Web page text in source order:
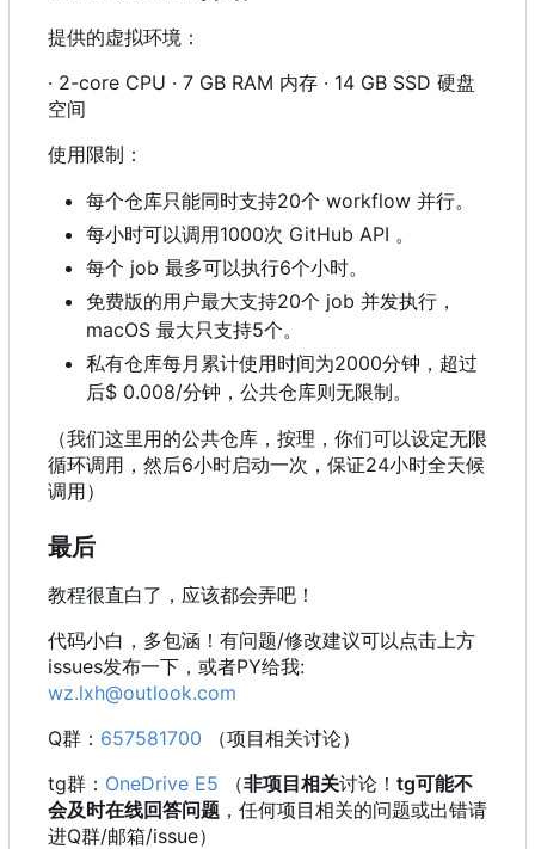
提供的虚拟环境：
· 2-core CPU · 7 GB RAM 内存 · 14 GB SSD 硬盘
空间
使用限制：
每个仓库只能同时支持20个 workflow 并行。
每小时可以调用1000次 GitHub API 。
每个 job 最多可以执行6个小时。
免费版的用户最大支持20个 job 并发执行，
macOS 最大只支持5个。
私有仓库每月累计使用时间为2000分钟，超过
后$ 0.008/分钟，公共仓库则无限制。
（我们这里用的公共仓库，按理，你们可以设定无限
循环调用，然后6小时启动一次，保证24小时全天候
调用）
最后
教程很直白了，应该都会弄吧！
代码小白，多包涵！有问题/修改建议可以点击上方
issues发布一下，或者PY给我:
wz.lxh@outlook.com
Q群： 657581700 （项目相关讨论）
tg群： OneDrive E5 （非项目相关讨论！ tg可能不
会及时在线回答问题 ，任何项目相关的问题或出错请
进Q群/邮箱/issue）